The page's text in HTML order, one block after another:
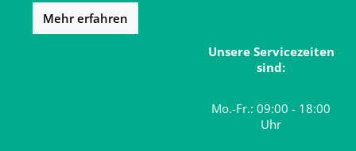
Mehr erfahren
Unsere Servicezeiten
sind:
Mo.-Fr.: 09:00 - 18:00
Uhr